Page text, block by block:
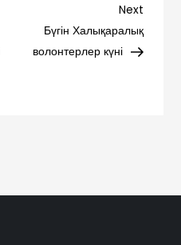
Next
Post
Next
Бүгін Халықаралық
волонтерлер күні